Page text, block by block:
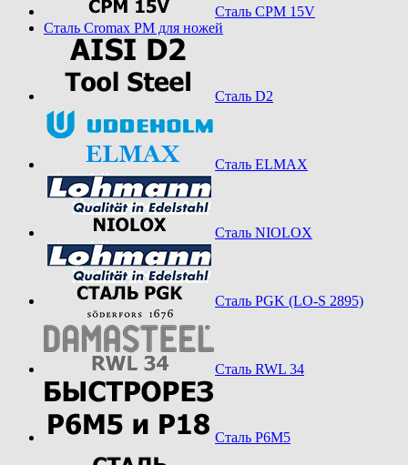
Сталь CPM 15V
Сталь Cromax PM для ножей
Сталь D2
Сталь ELMAX
Сталь NIOLOX
Сталь PGK (LO-S 2895)
Сталь RWL 34
Сталь Р6М5